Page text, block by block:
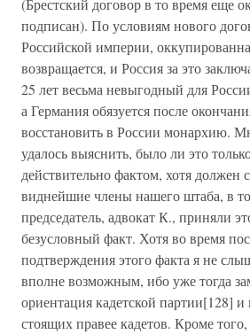
(Брестский договор в то время еще
подписан). По условиям нового
Российской империи,
возвращается, и Россия за это
25 лет весьма невыгодный для
а Германия обязуется после
восстановить в России монархию.
удалось выяснить, было ли это
действительно фактом, хотя должен
виднейшие члены нашего штаба, в
председатель, адвокат К., приняли
безусловный факт. Хотя во время
подтверждения этого факта я не
вполне возможным, ибо уже тогда
ориентация кадетской партии[128] и
стоящих правее кадетов. Кроме